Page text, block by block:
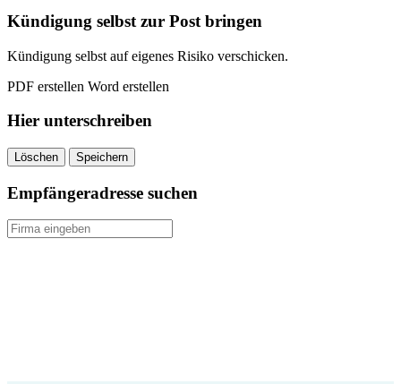
kündigen
quantity
Kündigung selbst zur Post bringen
Kündigung selbst auf eigenes Risiko verschicken.
PDF erstellen Word erstellen
Hier unterschreiben
Löschen Speichern
Empfängeradresse suchen